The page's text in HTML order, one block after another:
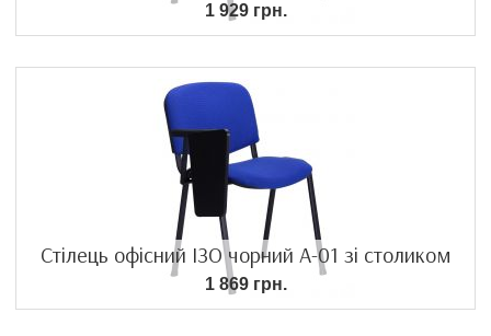
1 929 грн.
Стілець офісний ІЗО чорний А-01 зі столиком
1 869 грн.